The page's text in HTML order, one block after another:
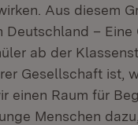
Aus diesem
– Eine
ab der
Gesellschaft ist,
einen Raum für
Menschen